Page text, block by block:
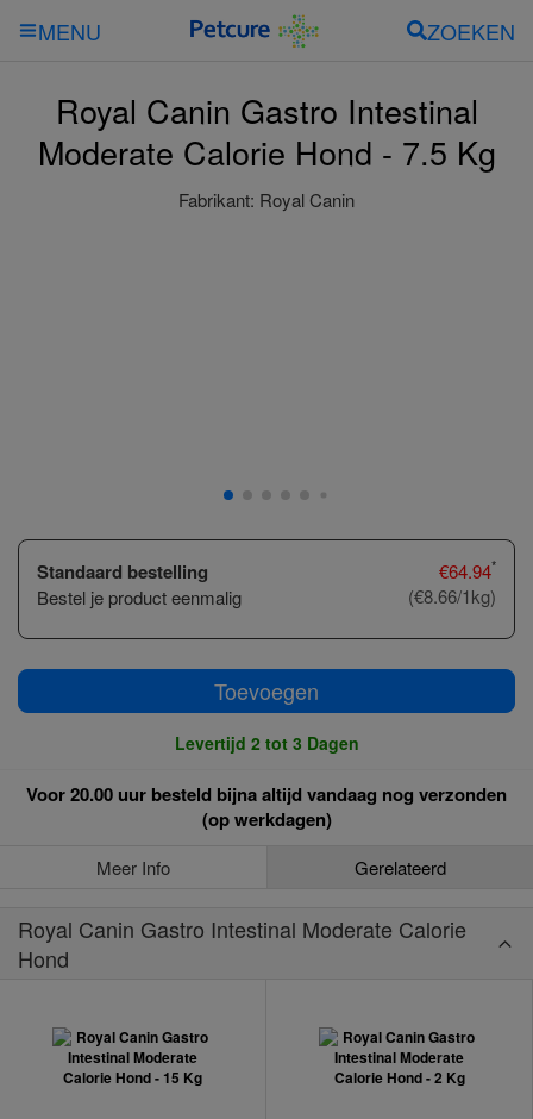
MENU ZOEKEN
Royal Canin Gastro Intestinal
Moderate Calorie Hond - 7.5 Kg
Fabrikant: Royal Canin
Standaard bestelling
Bestel je product eenmalig
€64.94*
(€8.66/1kg)
Toevoegen
Levertijd 2 tot 3 Dagen
Voor 20.00 uur besteld bijna altijd vandaag nog verzonden
(op werkdagen)
Meer Info Gerelateerd
Royal Canin Gastro Intestinal Moderate Calorie
Hond